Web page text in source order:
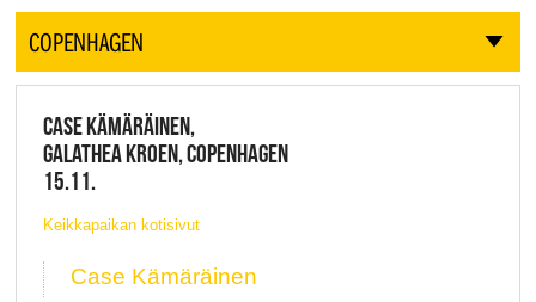
COPENHAGEN
CASE KÄMÄRÄINEN,
GALATHEA KROEN, COPENHAGEN
15.11.
Keikkapaikan kotisivut
Case Kämäräinen